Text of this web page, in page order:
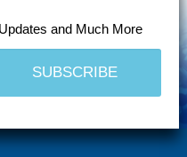
and Much More